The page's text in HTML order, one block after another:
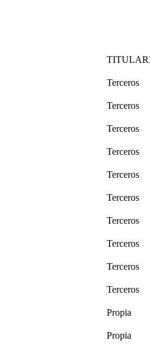
Terceros
Terceros
Terceros
Terceros
Terceros
Terceros
Terceros
Terceros
Terceros
Terceros
Propia
Propia